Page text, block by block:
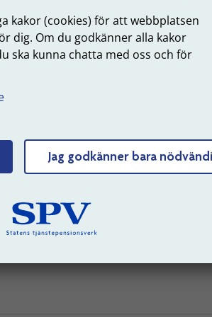
kakor (cookies) för att webbplatsen
dig. Om du godkänner alla kakor
ska kunna chatta med oss och för
Jag godkänner bara
och ansökan, kontaktaKåpan
försäkringsgivaren.
i utbetalningen
i denförmånsbestämda delenloggar
som föredrar det alternativet.
i utbetalningen av de delar som